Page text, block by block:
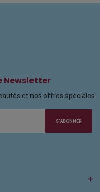
Newsletter
et nos offres spéciales.
S'ABONNER